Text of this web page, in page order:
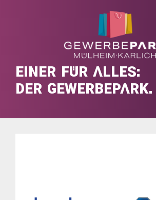
EINER FÜR ALLES:
DER GEWERBEPARK.